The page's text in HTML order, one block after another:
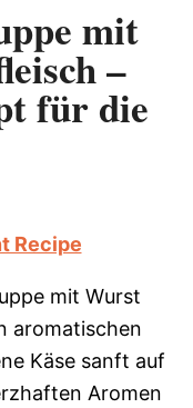
mit
–
für die
Recipe
mit Wurst
aromatischen
Käse sanft auf
Aromen